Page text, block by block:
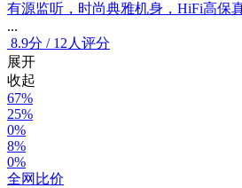
有源监听，时尚典雅机身，HiFi高保
...
8.9分 / 12人评分
展开
收起
67%
25%
0%
8%
0%
全网比价